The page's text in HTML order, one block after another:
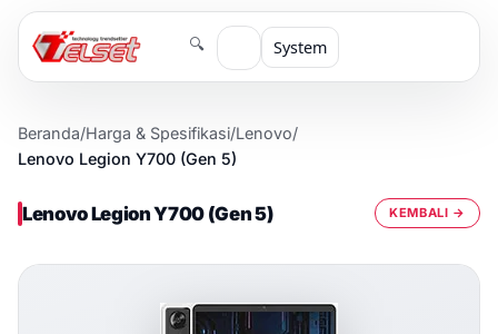
🔍 System
Beranda/Harga & Spesifikasi/Lenovo/
Lenovo Legion Y700 (Gen 5)
Lenovo Legion Y700 (Gen 5) KEMBALI →